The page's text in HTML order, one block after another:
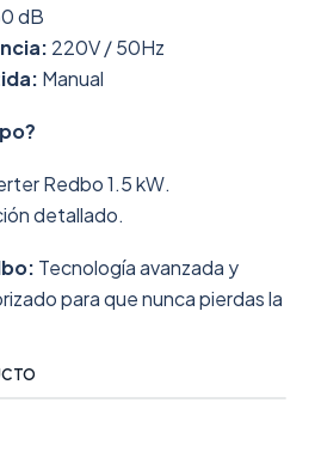
dB
220V / 50Hz
Manual
Redbo 1.5 kW.
detallado.
Tecnología avanzada y
para que nunca pierdas la